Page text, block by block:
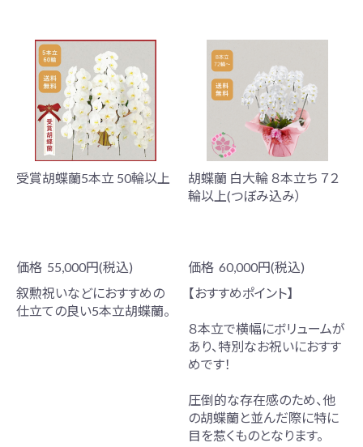
受賞胡蝶蘭5本立 50輪以上
価格 55,000円(税込)
叙勲祝いなどにおすすめの
仕立ての良い5本立胡蝶蘭。
胡蝶蘭 白大輪 ８本立ち ７２
輪以上(つぼみ込み）
価格 60,000円(税込)
【おすすめポイント】
８本立で横幅にボリュームが
あり、特別なお祝いにおすす
めです！
圧倒的な存在感のため、他
の胡蝶蘭と並んだ際に特に
目を惹くものとなります。